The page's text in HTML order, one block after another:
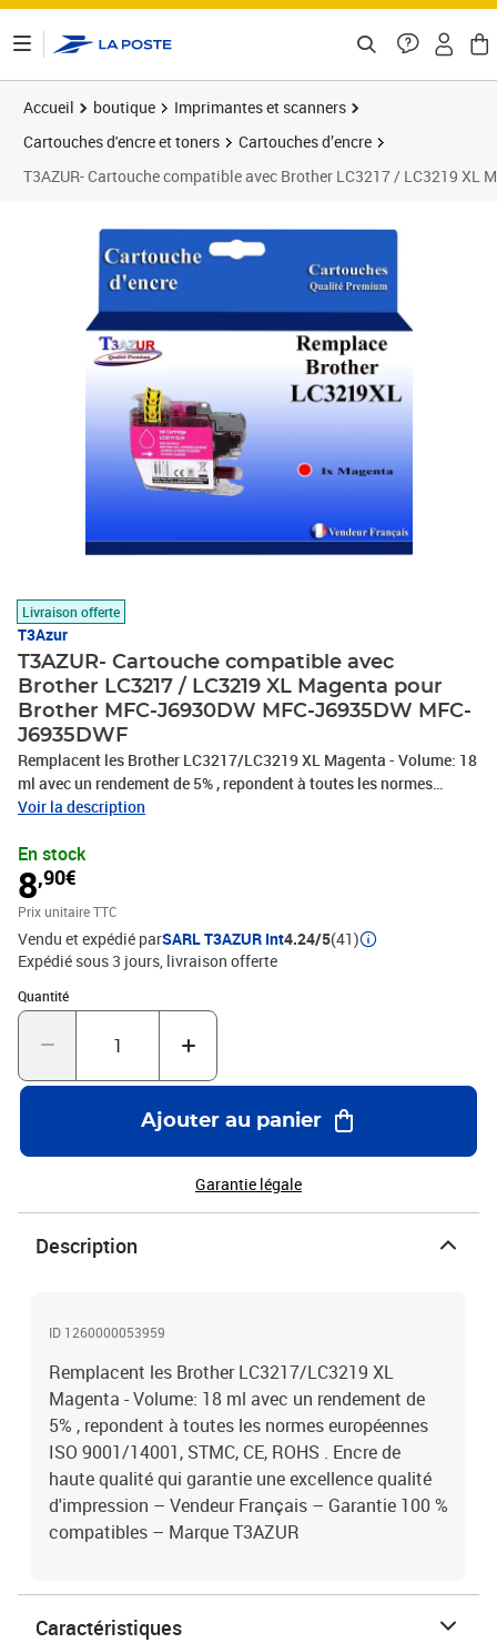
Accueil boutique
Imprimantes et scanners
Cartouches d'encre et toners
Cartouches d’encre
T3AZUR- Cartouche compatible avec Brother LC3217 / LC3219 XL
Livraison offerte
T3Azur
T3AZUR- Cartouche compatible avec
Brother LC3217 / LC3219 XL Magenta pour
Brother MFC-J6930DW MFC-J6935DW MFC-
J6935DWF
Remplacent les Brother LC3217/LC3219 XL Magenta - Volume: 18
ml avec un rendement de 5% , repondent à toutes les normes
européennes ISO 9001/14001, STMC, CE, ROHS . Encre de haute
Français – Garantie 100 % compatibles – Marque T3AZUR
Voir la description
En stock
8,90€
Prix unitaire TTC
Vendu et expédié parSARL T3AZUR Int4.24/5(41)
Expédié sous 3 jours livraison offerte
Quantité
Quantité : 1
Ajouter au panier
Garantie légale
Description
ID 1260000053959
Remplacent les Brother LC3217/LC3219 XL
Magenta - Volume: 18 ml avec un rendement de
5% , repondent à toutes les normes européennes
ISO 9001/14001, STMC, CE, ROHS . Encre de
haute qualité qui garantie une excellence qualité
d'impression – Vendeur Français – Garantie 100 %
compatibles – Marque T3AZUR
Caractéristiques